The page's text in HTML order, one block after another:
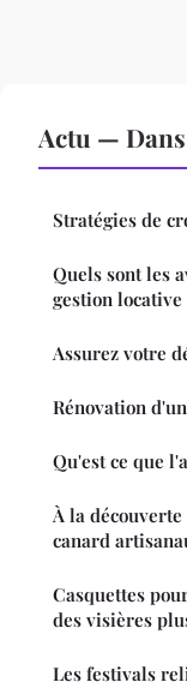
Actu —
Stratégies de
Quels sont les
gestion locative
Assurez votre
Rénovation
Qu'est ce que
À la
canard
Casquettes
des visières
Les festivals